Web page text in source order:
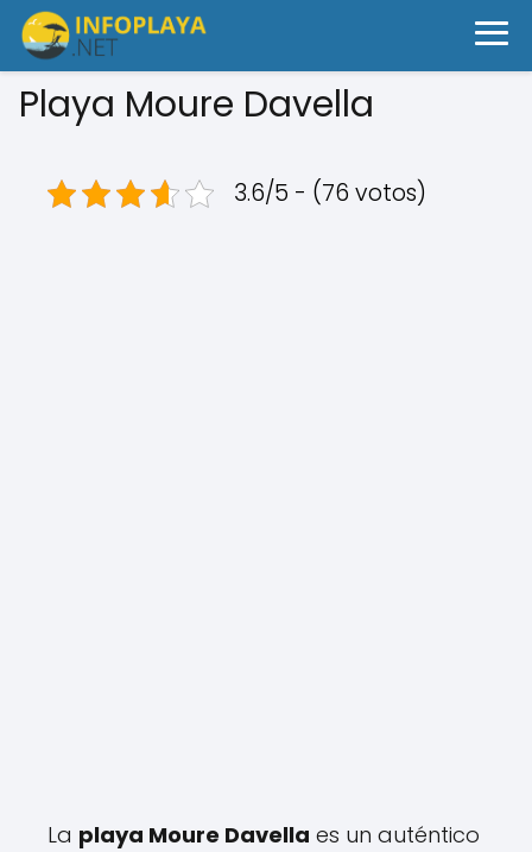
Playa Moure Davella
3.6/5 - (76 votos)
La playa Moure Davella es un auténtico